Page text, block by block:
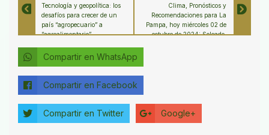
Tecnología y geopolítica: los
desafíos para crecer de un
país “agropecuario” a
“agroalimentario”
Clima, Pronósticos y
Recomendaciones para La
Pampa, hoy miércoles 02 de
octubre de 2024: Soleado,
Compartir en WhatsApp
Compartir en Facebook
Compartir en Twitter Google+